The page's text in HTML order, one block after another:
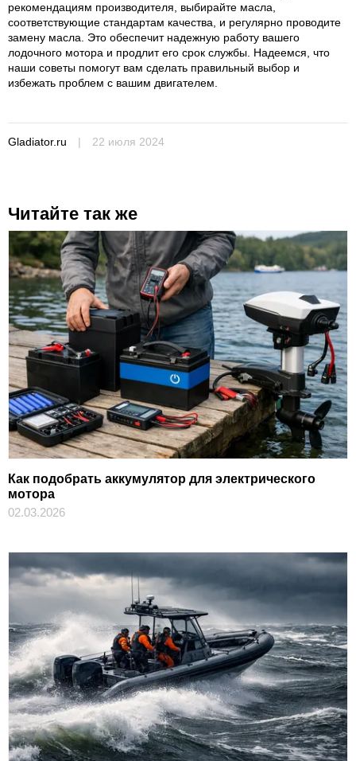
рекомендациям производителя, выбирайте масла,
соответствующие стандартам качества, и регулярно проводите
замену масла. Это обеспечит надежную работу вашего
лодочного мотора и продлит его срок службы. Надеемся, что
наши советы помогут вам сделать правильный выбор и
избежать проблем с вашим двигателем.
Gladiator.ru | 22 июля 2024
Читайте так же
Как подобрать аккумулятор для электрического
мотора
02.03.2026